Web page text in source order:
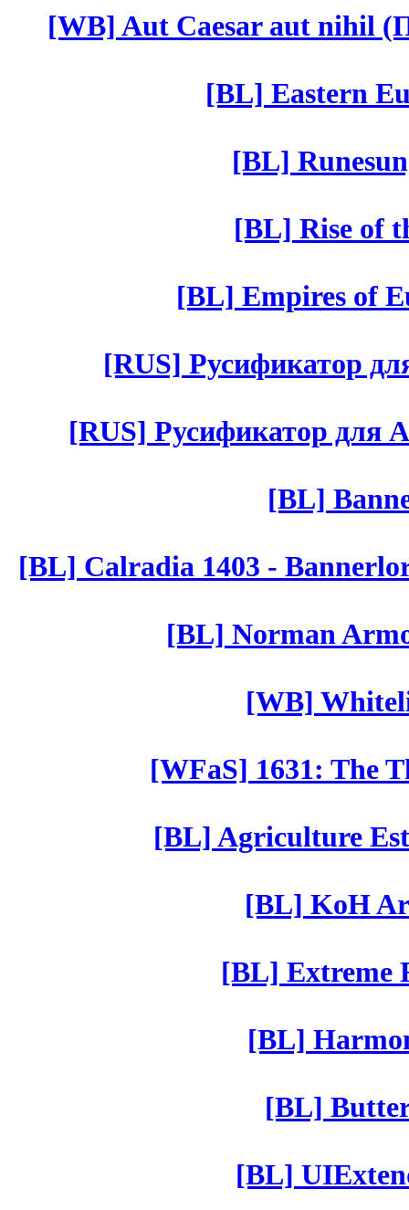
[WB] Aut Caesar aut nihil
[BL] Eastern
[BL]
[BL] Rise of
[BL] Empires of
[RUS] Русификатор
[RUS] Русификатор для
[BL]
[BL] Calradia 1403 -
[BL] Norman
[WB]
[WFaS] 1631: The
[BL] Agriculture
[BL] KoH
[BL] Extreme
[BL]
[BL]
[BL]